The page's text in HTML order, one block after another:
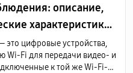
описание,
характеристики,
цифровые устройства,
Wi-Fi для передачи видео- и
к той же Wi-Fi-